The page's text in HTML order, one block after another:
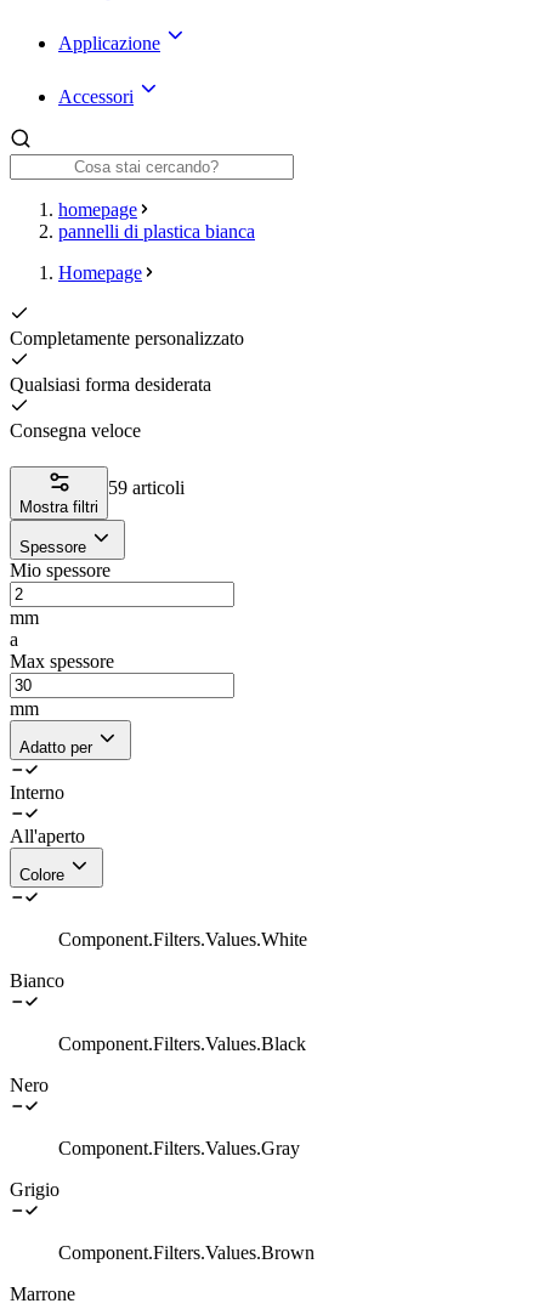
Applicazione
Accessori
homepage
pannelli di plastica bianca
Homepage
Completamente personalizzato
Qualsiasi forma desiderata
Consegna veloce
Mostra filtri
59 articoli
Spessore
Mio spessore
mm
a
Max spessore
mm
Adatto per
Interno
All'aperto
Colore
Component.Filters.Values.White
Bianco
Component.Filters.Values.Black
Nero
Component.Filters.Values.Gray
Grigio
Component.Filters.Values.Brown
Marrone